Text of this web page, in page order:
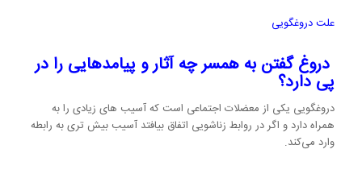
علت دروغگویی
دروغ گفتن به همسر چه آثار و پیامدهایی را در
پی دارد؟
دروغگویی یکی از معضلات اجتماعی است که آسیب های زیادی را به
همراه دارد و اگر در روابط زناشویی اتفاق بیافتد آسیب بیش تری به رابطه
وارد می‌کند.